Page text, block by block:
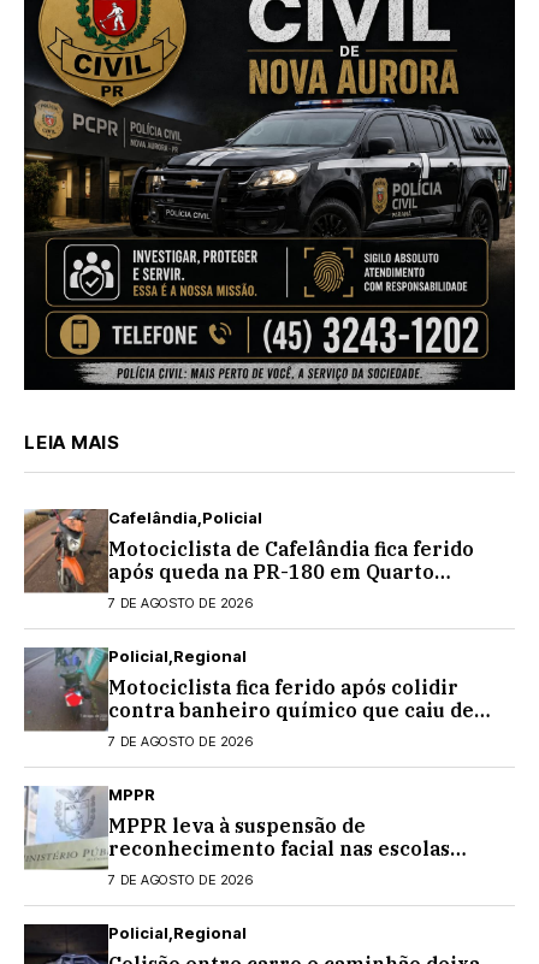
LEIA MAIS
Cafelândia Policial
Motociclista de Cafelândia fica ferido
após queda na PR-180 em Quarto
Centenário
7 DE AGOSTO DE 2026
Policial Regional
Motociclista fica ferido após colidir
contra banheiro químico que caiu de
caminhão na PRC-467, em Cascavel
7 DE AGOSTO DE 2026
MPPR
MPPR leva à suspensão de
reconhecimento facial nas escolas
estaduais
7 DE AGOSTO DE 2026
Policial Regional